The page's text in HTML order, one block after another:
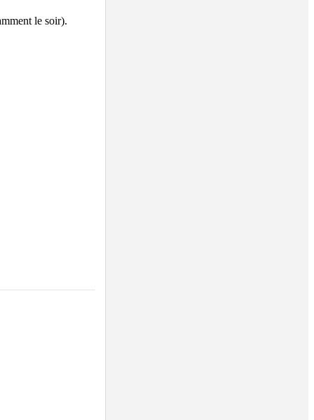
le soir).